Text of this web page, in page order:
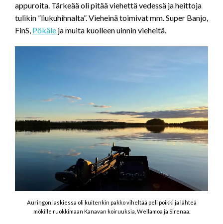
appuroita. Tärkeää oli pitää viehettä vedessä ja heittoja
tulikin ”liukuhihnalta”. Vieheinä toimivat mm. Super Banjo,
FinS, Pökäle ja muita kuolleen uinnin vieheitä.
Auringon laskiessa oli kuitenkin pakko viheltää peli poikki ja lähteä
mökille ruokkimaan Kanavan koiruuksia, Wellamoa ja Sirenaa.